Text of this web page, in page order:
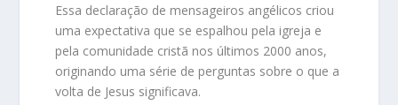
Essa declaração de mensageiros angélicos criou
uma expectativa que se espalhou pela igreja e
pela comunidade cristã nos últimos 2000 anos,
originando uma série de perguntas sobre o que a
volta de Jesus significava.